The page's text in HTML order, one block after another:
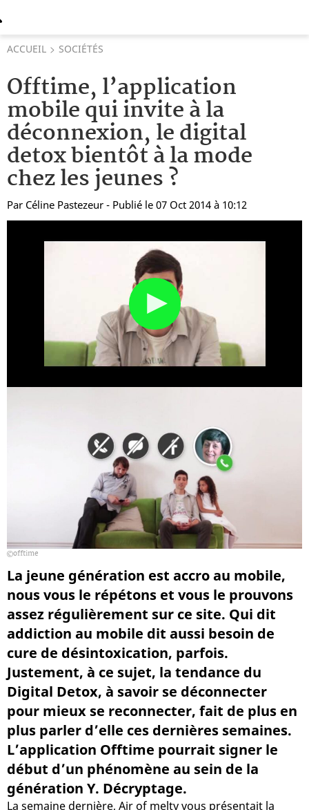
ACCUEIL SOCIÉTÉS
Offtime, l’application
mobile qui invite à la
déconnexion, le digital
detox bientôt à la mode
chez les jeunes ?
Par Céline Pastezeur - Publié le 07 Oct 2014 à 10:12
offtime
La jeune génération est accro au mobile,
nous vous le répétons et vous le prouvons
assez régulièrement sur ce site. Qui dit
addiction au mobile dit aussi besoin de
cure de désintoxication, parfois.
Justement, à ce sujet, la tendance du
Digital Detox, à savoir se déconnecter
pour mieux se reconnecter, fait de plus en
plus parler d’elle ces dernières semaines.
L’application Offtime pourrait signer le
début d’un phénomène au sein de la
génération Y. Décryptage.
La semaine dernière, Air of melty vous présentait la